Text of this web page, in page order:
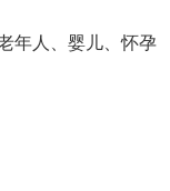
年人、婴儿、怀孕